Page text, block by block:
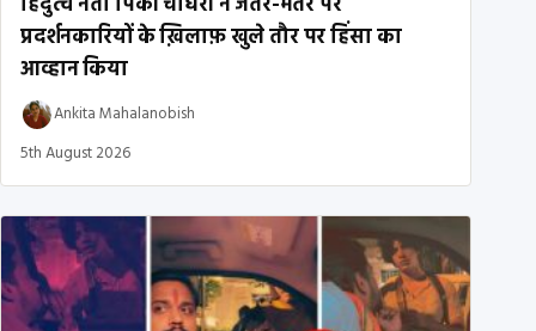
प्रदर्शनकारियों के ख़िलाफ़ खुले तौर पर हिंसा का
आव्हान किया
Ankita Mahalanobish
5th August 2026